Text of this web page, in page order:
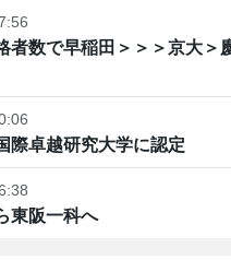
者数で早稲田＞＞＞京大＞
卓越研究大学に認定
東阪一科へ